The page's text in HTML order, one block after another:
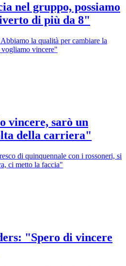
nel gruppo, possiamo
di più da 8"
la qualità per cambiare la
vogliamo vincere"
vincere, sarò un
della carriera"
di quinquennale con i rossoneri, si
ci metto la faccia"
"Spero di vincere